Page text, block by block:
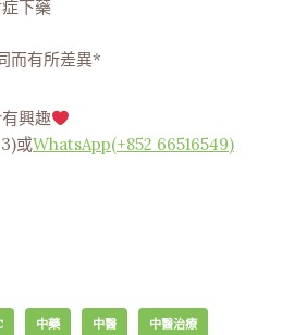
下藥
而有所差異*
興趣
或WhatsApp(+852 66516549)
中藥 中醫 中醫治療